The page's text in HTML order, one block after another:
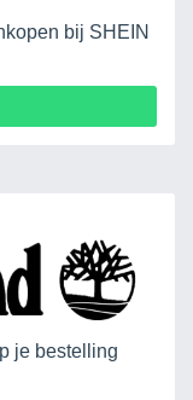
bij SHEIN
je bestelling